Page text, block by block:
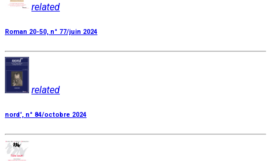
related
Roman 20-50, n° 77/juin 2024
related
nord', n° 84/octobre 2024